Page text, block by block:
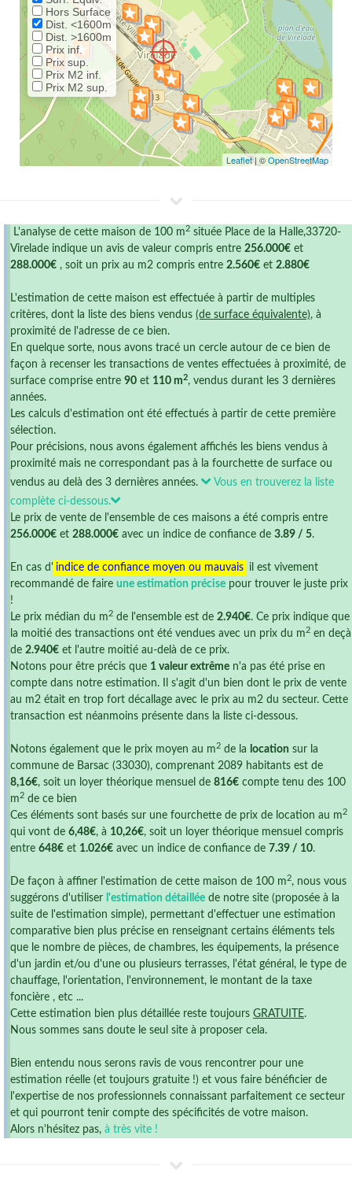
Hors Surface
Dist. <1600m
Dist. >1600m
Prix inf.
Prix sup.
Prix M2 inf.
Prix M2 sup.
Leaflet| ©OpenStreetMap
L'analyse de cette maison de 100 m 2 située Place de la Halle,33720-
Virelade indique un avis de valeur compris entre 256.000€ et
288.000€ , soit un prix au m2 compris entre 2.560€ et 2.880€
L'estimation de cette maison est effectuée à partir de multiples
critères, dont la liste des biens vendus (de surface équivalente), à
proximité de l'adresse de ce bien.
En quelque sorte, nous avons tracé un cercle autour de ce bien de
façon à recenser les transactions de ventes effectuées à proximité, de
surface comprise entre 90 et 110 m2, vendus durant les 3 dernières
années.
Les calculs d'estimation ont été effectués à partir de cette première
sélection.
Pour précisions, nous avons également affichés les biens vendus à
proximité mais ne correspondant pas à la fourchette de surface ou
vendus au delà des 3 dernières années.
Vous en trouverez la liste
complète ci-dessous.
Le prix de vente de l'ensemble de ces maisons a été compris entre
256.000€ et 288.000€ avec un indice de confiance de 3.89 / 5.
En cas d' indice de confiance moyen ou mauvais il est vivement
recommandé de faire une estimation précise pour trouver le juste prix
!
Le prix médian du m 2 de l'ensemble est de 2.940€. Ce prix indique que
la moitié des transactions ont été vendues avec un prix du m 2 en deçà
de 2.940€ et l'autre moitié au-delà de ce prix.
Notons pour être précis que 1 valeur extrême n'a pas été prise en
compte dans notre estimation. Il s'agit d'un bien dont le prix de vente
au m2 était en trop fort décallage avec le prix au m2 du secteur. Cette
transaction est néanmoins présente dans la liste ci-dessous.
Notons également que le prix moyen au m 2 de la location sur la
commune de Barsac (33030), comprenant 2089 habitants est de
8,16€, soit un loyer théorique mensuel de 816€ compte tenu des 100
m 2 de ce bien
Ces éléments sont basés sur une fourchette de prix de location au m 2
qui vont de 6,48€, à 10,26€, soit un loyer théorique mensuel compris
entre 648€ et 1.026€ avec un indice de confiance de 7.39 / 10.
De façon à affiner l'estimation de cette maison de 100 m 2, nous vous
suggérons d'utiliser l'estimation détaillée de notre site (proposée à la
suite de l'estimation simple), permettant d'effectuer une estimation
comparative bien plus précise en renseignant certains éléments tels
que le nombre de pièces, de chambres, les équipements, la présence
d'un jardin et/ou d'une ou plusieurs terrasses, l'état général, le type de
chauffage, l'orientation, l'environnement, le montant de la taxe
foncière , etc ...
Cette estimation bien plus détaillée reste toujours GRATUITE.
Nous sommes sans doute le seul site à proposer cela.
Bien entendu nous serons ravis de vous rencontrer pour une
estimation réelle (et toujours gratuite !) et vous faire bénéficier de
l'expertise de nos professionnels connaissant parfaitement ce secteur
et qui pourront tenir compte des spécificités de votre maison.
Alors n'hésitez pas, à très vite !